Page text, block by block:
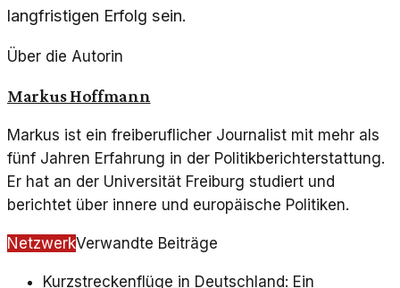
langfristigen Erfolg sein.
Über die Autorin
Markus Hoffmann
Markus ist ein freiberuflicher Journalist mit mehr als
fünf Jahren Erfahrung in der Politikberichterstattung.
Er hat an der Universität Freiburg studiert und
berichtet über innere und europäische Politiken.
NetzwerkVerwandte Beiträge
Kurzstreckenflüge in Deutschland: Ein